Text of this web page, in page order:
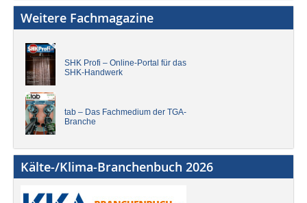
Weitere Fachmagazine
SHK Profi – Online-Portal für das
SHK-Handwerk
tab – Das Fachmedium der TGA-
Branche
Kälte-/Klima-Branchenbuch 2026